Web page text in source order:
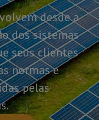
desde a
dos sistemas
seus clientes
normas e
pelas